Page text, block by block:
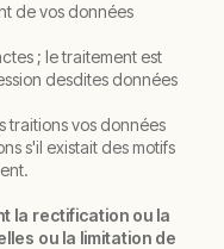
de vos données
; le traitement est
desdites données
traitions vos données
s'il existait des motifs
la rectification ou la
ou la limitation de